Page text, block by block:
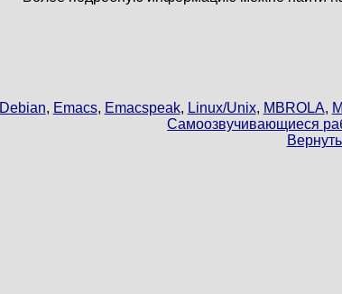
Debian, Emacs, Emacspeak, Linux/Unix, MBROLA,
Самоозвучивающиеся